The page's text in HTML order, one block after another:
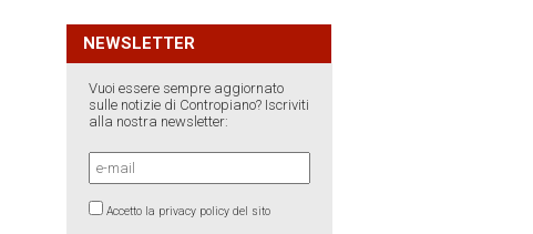
NEWSLETTER
Vuoi essere sempre aggiornato
sulle notizie di Contropiano? Iscriviti
alla nostra newsletter:
Accetto la privacy policy del sito